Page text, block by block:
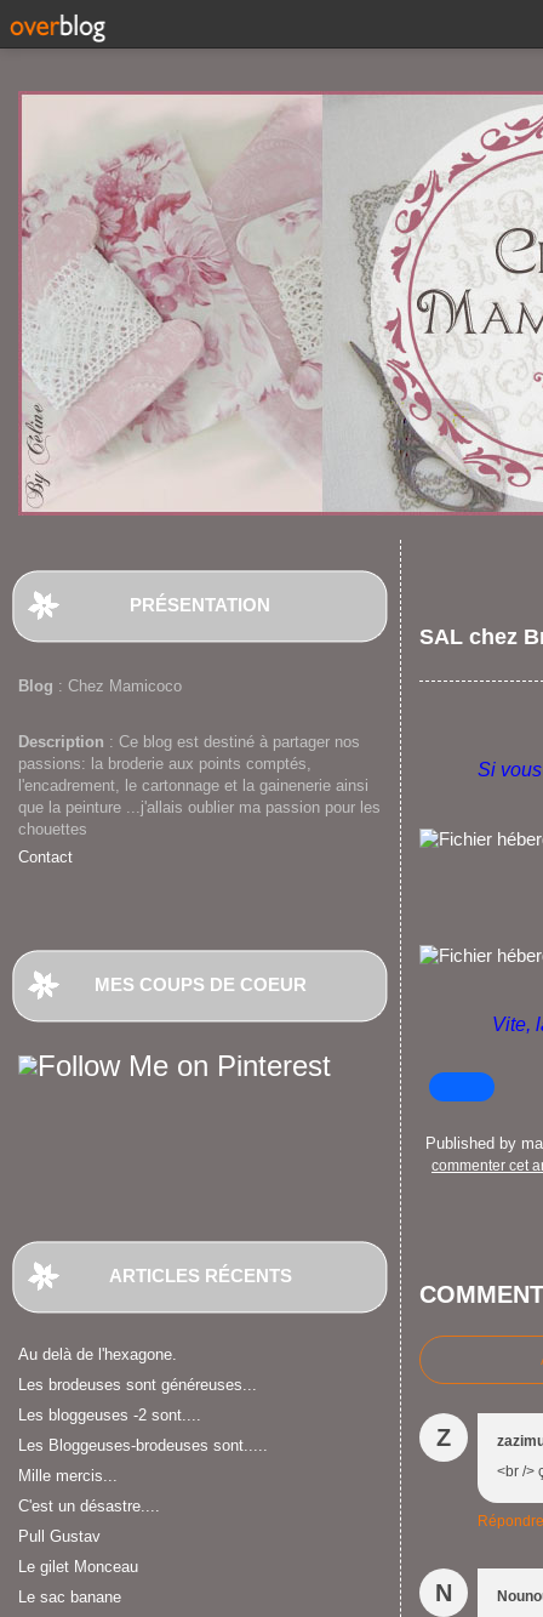
PRÉSENTATION
Blog : Chez Mamicoco
Description : Ce blog est destiné à partager nos
passions: la broderie aux points comptés,
l'encadrement, le cartonnage et la gainenerie ainsi
que la peinture ...j'allais oublier ma passion pour les
chouettes
Contact
MES COUPS DE COEUR
ARTICLES RÉCENTS
Au delà de l'hexagone.
Les brodeuses sont généreuses...
Les bloggeuses -2 sont....
Les Bloggeuses-brodeuses sont.....
Mille mercis...
C'est un désastre....
Pull Gustav
Le gilet Monceau
Le sac banane
SAL chez
Si
Vite,
Published by
commenter cet
Z
<br />
Répondre
N